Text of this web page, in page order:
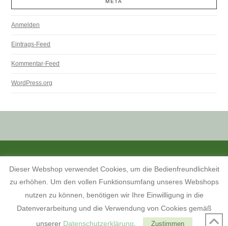
META
Anmelden
Eintrags-Feed
Kommentar-Feed
WordPress.org
KONTAKT, ÖFFNUNGSZEITEN UND ANFAHRTSBESCHREIBUNG
DATENSCHUTZERKLÄRUNG
IMPRESSUM
FACEBOOK
Dieser Webshop verwendet Cookies, um die Bedienfreundlichkeit
zu erhöhen. Um den vollen Funktionsumfang unseres Webshops
nutzen zu können, benötigen wir Ihre Einwilligung in die
Datenverarbeitung und die Verwendung von Cookies gemäß
unserer Datenschutzerklärung Zustimmen